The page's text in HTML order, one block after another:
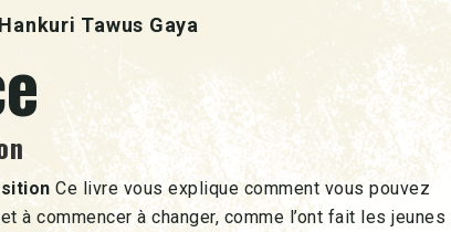
Tawus Gaya
Ce livre vous explique comment vous pouvez
à commencer à changer, comme l’ont fait les jeunes